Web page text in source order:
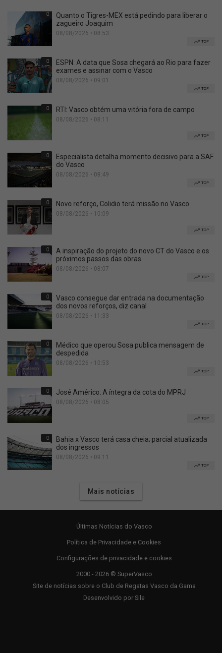
0
Quanto o Tigres-MEX está pedindo para liberar o
zagueiro Joaquim
08/08/2026 • 08:53
TOP
0
ESPN: A data que Sosa chegará ao Rio para fazer
exames e assinar com o Vasco
08/08/2026 • 09:01
TOP
0 RTI: Vasco obtém uma vitória fora de campo
08/08/2026 • 08:11
TOP
0
Especialista detalha momento decisivo para a SAF
do Vasco
08/08/2026 • 08:49
TOP
0 Novo reforço, Colidio terá missão no Vasco
08/08/2026 • 10:09
TOP
0
A inspiração do projeto do novo CT do Vasco e os
próximos passos das obras
08/08/2026 • 08:07
TOP
0
Vasco consegue dar entrada na documentação
dos novos reforços, diz canal
08/08/2026 • 11:33
TOP
0
Médico que operou Sosa publica mensagem de
despedida
08/08/2026 • 10:53
TOP
0 José Américo: A íntegra da cota do MPRJ
08/08/2026 • 08:05
TOP
0
Bahia x Vasco terá casa cheia; parcial atualizada
dos ingressos
08/08/2026 • 09:11
TOP
Mais notícias
Últimas Notícias do Vasco
Política de Privacidade e Cookies
Configurações de privacidade e cookies
2000 - 2026 © SuperVasco
Site de notícias sobre o Club de Regatas Vasco da Gama
Desenvolvido por Sile